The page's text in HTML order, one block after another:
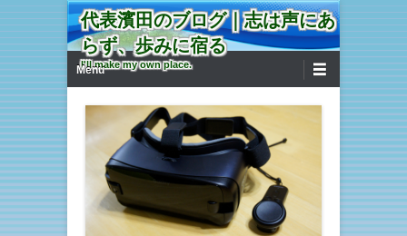
代表濱田のブログ｜志は声にあ
らず、歩みに宿る
I'll make my own place.
第1メニュー
コンテンツへ移動
Menu